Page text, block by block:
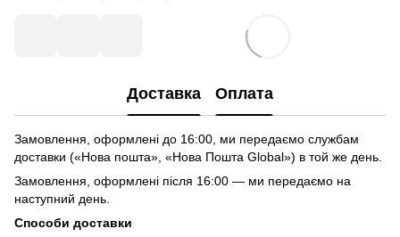
Доставка Оплата
Замовлення, оформлені до 16:00, ми передаємо службам
доставки («Нова пошта», «Нова Пошта Global») в той же день.
Замовлення, оформлені після 16:00 — ми передаємо на
наступний день.
Способи доставки